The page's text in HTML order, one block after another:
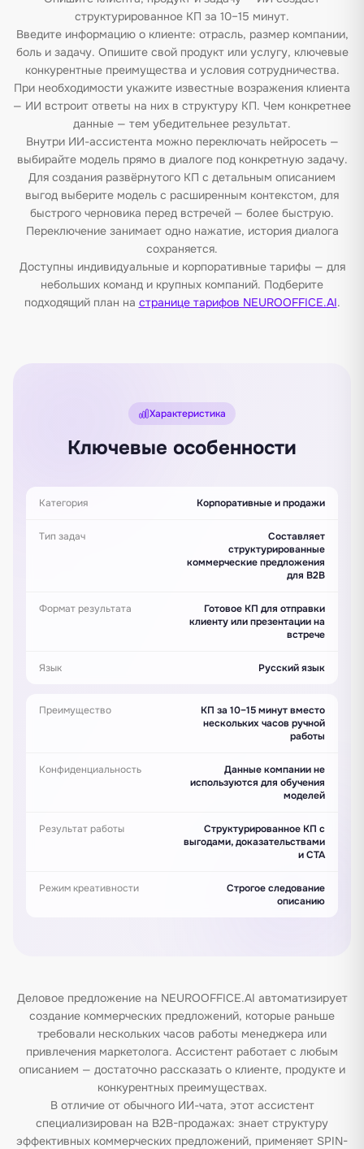
структурированное КП за 10–15 минут.
Введите информацию о клиенте: отрасль, размер компании,
боль и задачу. Опишите свой продукт или услугу, ключевые
конкурентные преимущества и условия сотрудничества.
При необходимости укажите известные возражения клиента
— ИИ встроит ответы на них в структуру КП. Чем конкретнее
данные — тем убедительнее результат.
Внутри ИИ-ассистента можно переключать нейросеть —
выбирайте модель прямо в диалоге под конкретную задачу.
Для создания развёрнутого КП с детальным описанием
выгод выберите модель с расширенным контекстом, для
быстрого черновика перед встречей — более быструю.
Переключение занимает одно нажатие, история диалога
сохраняется.
Доступны индивидуальные и корпоративные тарифы — для
небольших команд и крупных компаний. Подберите
подходящий план на странице тарифов NEUROOFFICE.AI.
Характеристика
Ключевые особенности
Категория Корпоративные и продажи
Тип задач
Составляет
структурированные
коммерческие предложения
для B2B
Формат результата
Готовое КП для отправки
клиенту или презентации на
встрече
Язык Русский язык
Преимущество
КП за 10–15 минут вместо
нескольких часов ручной
работы
Конфиденциальность
Данные компании не
используются для обучения
моделей
Результат работы
Структурированное КП с
выгодами, доказательствами
и CTA
Режим креативности
Строгое следование
описанию
Деловое предложение на NEUROOFFICE.AI автоматизирует
создание коммерческих предложений, которые раньше
требовали нескольких часов работы менеджера или
привлечения маркетолога. Ассистент работает с любым
описанием — достаточно рассказать о клиенте, продукте и
конкурентных преимуществах.
В отличие от обычного ИИ-чата, этот ассистент
специализирован на B2B-продажах: знает структуру
эффективных коммерческих предложений, применяет SPIN-